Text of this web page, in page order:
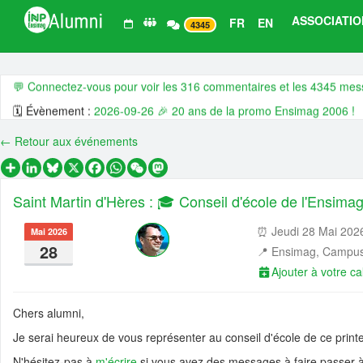
4345 FR EN
Derniers 💬 commentaires, 🗓️ évènements, 📰 actualités et 💼
💬 Connectez-vous pour voir les 316 commentaires et les 4345
🗓️ Évènement : 2026-09-26 🎉 20 ans de la promo Ensimag 2006 !
🗓️ Évènement :2026-07-06 👥🤗 CA ouvert - juillet 🧗 2026
🗓️ Évènement :2026-06-25 🌎 🍹😍 Ensimag Around The World
🗓️ Évènement : 2026-06-18 🇬🇧 🍻 😍 Ensimag Around The World
📰 Actualité :
🧠 📊 Dans la tête des Ensimag : ce qu'ils veulent, et
📰 Actualité :
#14 De l’Ensimag à l’entrepreneuriat industriel, quand
🎓💻 Affectez la taxe d’apprentissage à l’Ensimag,
H/F Analyst Quantitative - Finance Advisory |
← Retour aux événements
PartagerLinkedIn
Bluesky
X Facebook
WhatsApp
WeChatMastodon
Saint Martin d'Hères : 🎓 Conseil d'école de
Mai 2026
28
⏰ Jeudi 28 Mai
📍 Ensimag,
Ajouter à votre
Chers alumni,
Je serai heureux de vous représenter au conseil d'école de ce